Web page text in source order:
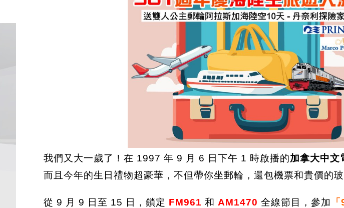
我們又大一歲了！在 1997 年 9 月 6 日下午 1 時啟播的加拿大中文
而且今年的生日禮物超豪華，不但帶你坐郵輪，還包機票和貴價的
從 9 月 9 日至 15 日，鎖定 FM961 和 AM1470 全線節目，參加